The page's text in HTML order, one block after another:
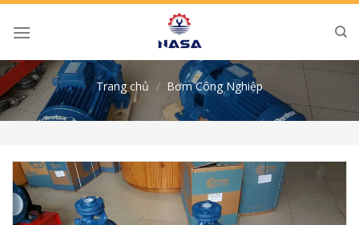
Skip
Trang chủ / Bơm Công Nghiệp